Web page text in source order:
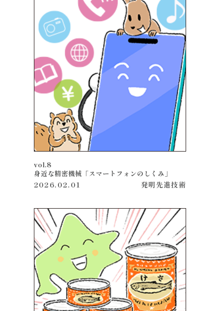
vol.8
身近な精密機械「スマートフォンのしくみ」
2026.02.01
発明先進技術